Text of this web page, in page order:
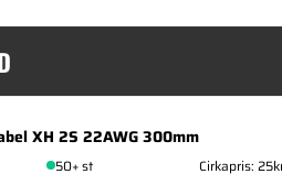
XH 2S 22AWG 300mm
50+ st Cirkapris: